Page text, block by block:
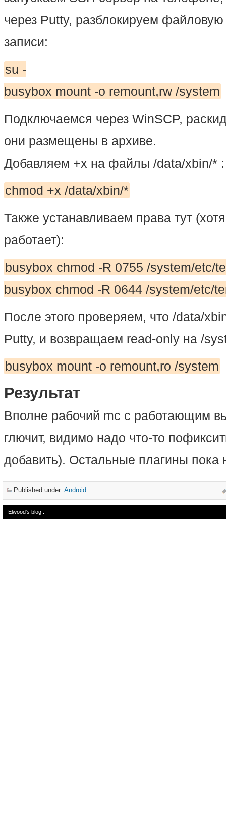
через Putty, разблокируем
записи:
su -
busybox mount -o remount,rw /system
Подключаемся через WinSCP,
они размещены в архиве.
Добавляем +x на файлы /data/xbin/* :
chmod +x /data/xbin/*
Также устанавливаем права тут
работает):
busybox chmod -R 0755 /system/etc/
busybox chmod -R 0644 /system/etc/
После этого проверяем, что /data/
Putty, и возвращаем read-only на /
busybox mount -o remount,ro /system
Результат
Вполне рабочий mc с работающим
глючит, видимо надо что-то
добавить). Остальные плагины пока
Published under: Android
Elwood's blog :